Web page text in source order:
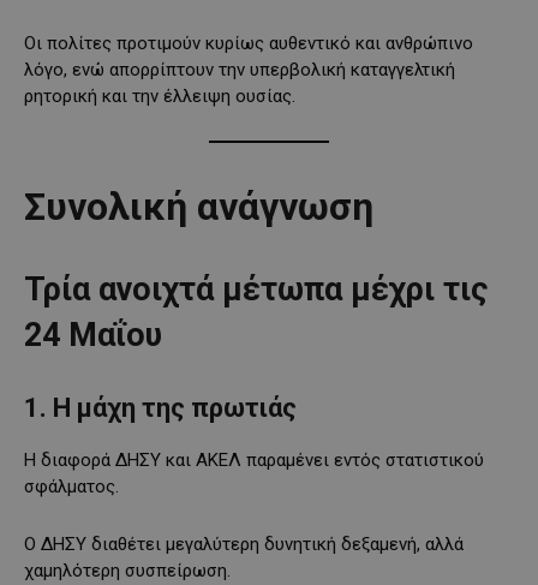
Οι πολίτες προτιμούν κυρίως αυθεντικό και ανθρώπινο
λόγο, ενώ απορρίπτουν την υπερβολική καταγγελτική
ρητορική και την έλλειψη ουσίας.
Συνολική ανάγνωση
Τρία ανοιχτά μέτωπα μέχρι τις
24 Μαΐου
1. Η μάχη της πρωτιάς
Η διαφορά ΔΗΣΥ και ΑΚΕΛ παραμένει εντός στατιστικού
σφάλματος.
Ο ΔΗΣΥ διαθέτει μεγαλύτερη δυνητική δεξαμενή, αλλά
χαμηλότερη συσπείρωση.